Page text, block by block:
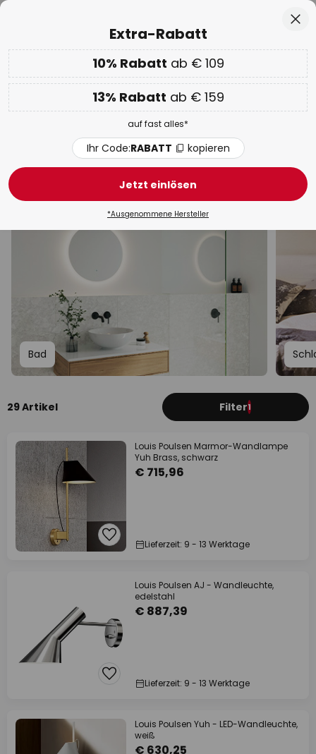
EXTRA 10% ab € 109 & 13% ab € 159auf fast alles
Code:RABATT kopieren
WOW Week:Bis zu -70%
Louis Poulsen Wandleuchten
Industrial Designer LED Messing & Gold
Bad
29 Artikel Filter1
Louis Poulsen Marmor-Wandlampe
Yuh Brass, schwarz
€ 715,96
Lieferzeit: 9 - 13 Werktage
Louis Poulsen AJ - Wandleuchte,
edelstahl
€ 887,39
Lieferzeit: 9 - 13 Werktage
Louis Poulsen Yuh - LED-Wandleuchte,
weiß
€ 630,25
Extra-Rabatt
10% Rabatt ab € 109
13% Rabatt ab € 159
auf fast alles*
Ihr Code:RABATT kopieren
Jetzt einlösen
*Ausgenommene Hersteller